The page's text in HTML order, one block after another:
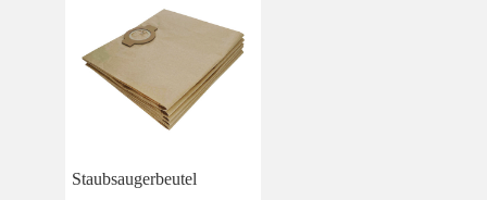
Staubsaugerbeutel